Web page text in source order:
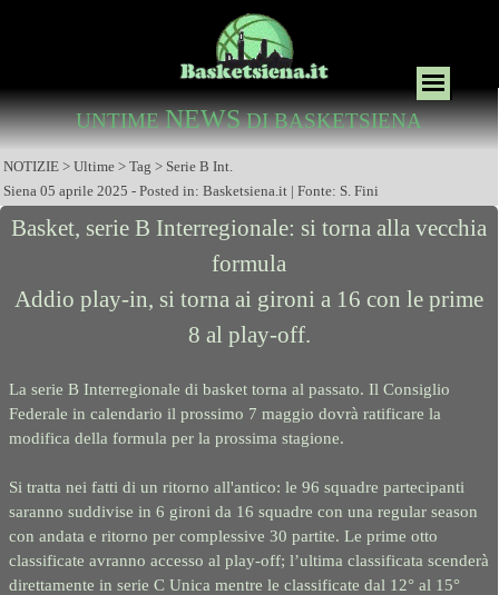
UNTIMENEWSDI BASKETSIENA
NOTIZIE > Ultime > Tag > Serie B Int.
Siena 05 aprile 2025 - Posted in: Basketsiena.it | Fonte: S. Fini
Basket, serie B Interregionale: si torna alla vecchia
formula
Addio play-in, si torna ai gironi a 16 con le prime
8 al play-off.
La serie B Interregionale di basket torna al passato. Il Consiglio
Federale in calendario il prossimo 7 maggio dovrà ratificare la
modifica della formula per la prossima stagione.
Si tratta nei fatti di un ritorno all'antico: le 96 squadre partecipanti
saranno suddivise in 6 gironi da 16 squadre con una regular season
con andata e ritorno per complessive 30 partite. Le prime otto
classificate avranno accesso al play-off; l’ultima classificata scenderà
direttamente in serie C Unica mentre le classificate dal 12° al 15°